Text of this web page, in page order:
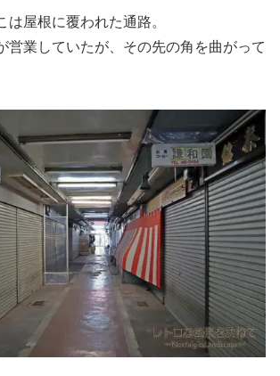
は屋根に覆われた通路。
営業していたが、その先の角を曲がって